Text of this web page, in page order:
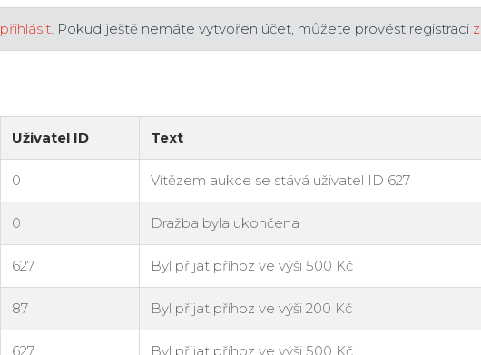
přihlásit. Pokud ještě nemáte vytvořen účet, můžete provést registraci